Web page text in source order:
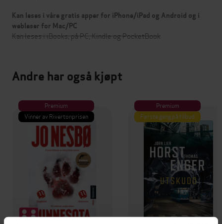
Kan leses i våre gratis apper for iPhone/iPad og Android og i
webleser for Mac/PC
Kan leses i iBooks, på PC, Kindle og PocketBook
Andre har også kjøpt
Premium
Vinner av Rivertonprisen
Premium
Første gang på tilbud